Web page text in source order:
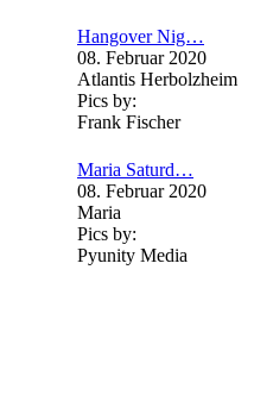
Hangover Nig…
08. Februar 2020
Atlantis Herbolzheim
Pics by:
Frank Fischer
Maria Saturd…
08. Februar 2020
Maria
Pics by:
Pyunity Media